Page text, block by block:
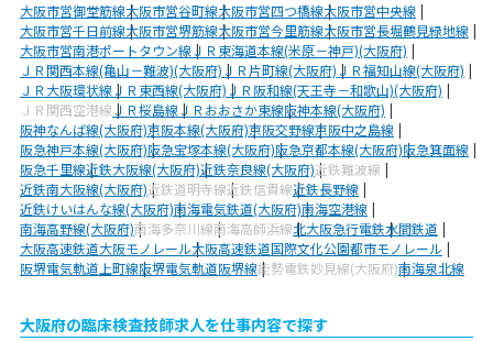
大阪市営御堂筋線大阪市営谷町線大阪市営四つ橋線大阪市営中央線
大阪市営千日前線大阪市営堺筋線大阪市営今里筋線大阪市営長堀鶴見緑地線
大阪市営南港ポートタウン線ＪＲ東海道本線(米原－神戸)(大阪府)
ＪＲ関西本線(亀山－難波)(大阪府)ＪＲ片町線(大阪府)ＪＲ福知山線(大阪府)
ＪＲ大阪環状線ＪＲ東西線(大阪府)ＪＲ阪和線(天王寺－和歌山)(大阪府)
ＪＲ関西空港線ＪＲ桜島線ＪＲおおさか東線阪神本線(大阪府)
阪神なんば線(大阪府)京阪本線(大阪府)京阪交野線京阪中之島線
阪急神戸本線(大阪府)阪急宝塚本線(大阪府)阪急京都本線(大阪府)阪急箕面線
阪急千里線近鉄大阪線(大阪府)近鉄奈良線(大阪府)近鉄難波線
近鉄南大阪線(大阪府)近鉄道明寺線近鉄信貴線近鉄長野線
近鉄けいはんな線(大阪府)南海電気鉄道(大阪府)南海空港線
南海高野線(大阪府)南海多奈川線南海高師浜線北大阪急行電鉄水間鉄道
大阪高速鉄道大阪モノレール大阪高速鉄道国際文化公園都市モノレール
阪堺電気軌道上町線阪堺電気軌道阪堺線能勢電鉄妙見線(大阪府)南海泉北線
大阪府の臨床検査技師求人を仕事内容で探す